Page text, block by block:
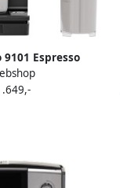
Espresso